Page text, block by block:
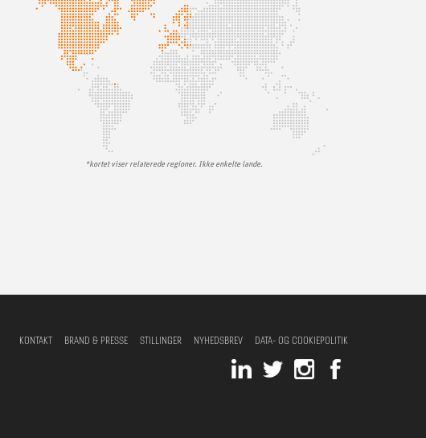
*kortet viser relaterede regioner. Ikke enkelte lande.
KONTAKT BRAND & PRESSE STILLINGER NYHEDSBREV DATA- OG COOKIEPOLITIK